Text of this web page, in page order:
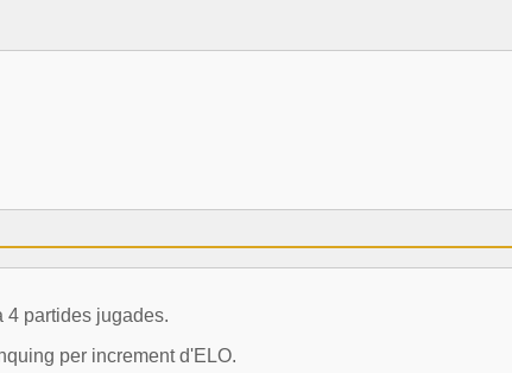
4 partides jugades.
per increment d'ELO.